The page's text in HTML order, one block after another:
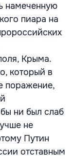
намеченную
пиара на
Крыма.
который в
поражение,
ни был слаб
не
Путин
отставным